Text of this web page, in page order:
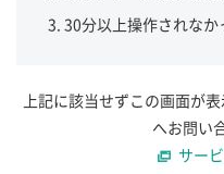
30分以上操作されなか
上記に該当せずこの画面が
へお問い
サー